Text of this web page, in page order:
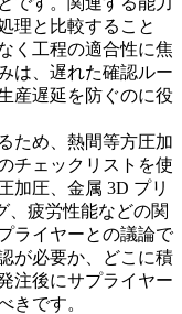
理と比較すること
く工程の適合性に焦
は、遅れた確認ルー
産遅延を防ぐのに役
ため、熱間等方圧加
チェックリストを使
加圧、金属 3D プリ
、疲労性能などの関
ライヤーとの議論で
が必要か、どこに積
注後にサプライヤー
きです。